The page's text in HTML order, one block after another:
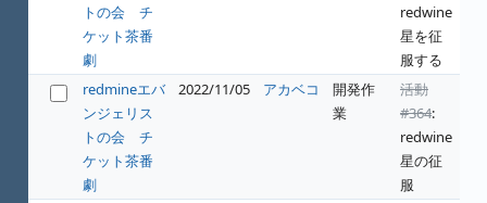
トの会 チ
ケット茶番
劇
redwine
星を征
服する
redmineエバ
ンジェリス
トの会 チ
ケット茶番
劇
2022/11/05 アカベコ
開発作
業
活動
#364:
redwine
星の征
服